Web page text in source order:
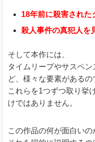
18年前に殺害された
殺人事件の真犯人を
そして本作には、
タイムリープやサスペ
ど、様々な要素があるの
これらを1つずつ取り挙
けではありません。
この作品の何が面白いの